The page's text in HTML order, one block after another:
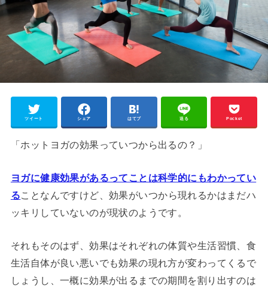
ツイート シェア はてブ 送る Pocket
「ホットヨガの効果っていつから出るの？」
ヨガに健康効果があるってことは科学的にもわかってい
ることなんですけど、効果がいつから現れるかはまだハ
ッキリしていないのが現状のようです。
それもそのはず、効果はそれぞれの体質や生活習慣、食
生活自体が良い悪いでも効果の現れ方が変わってくるで
しょうし、一概に効果が出るまでの期間を割り出すのは